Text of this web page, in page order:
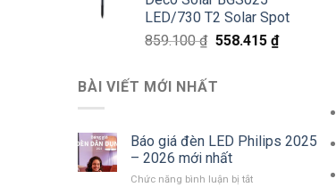
811.800 ₫.
527.670 ₫.
LED/730 T2 Solar Spot
859.100₫ Giá
859.100 ₫.
558.415 ₫Giá
558.415 ₫.
BÀI VIẾT MỚI NHẤT
Báo giá đèn LED Philips 2025
– 2026 mới nhất
Chức năng bình luận bị tắtở